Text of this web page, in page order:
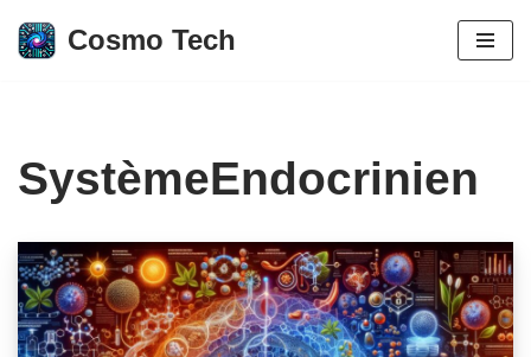
Aller
Cosmo Tech
SystèmeEndocrinien